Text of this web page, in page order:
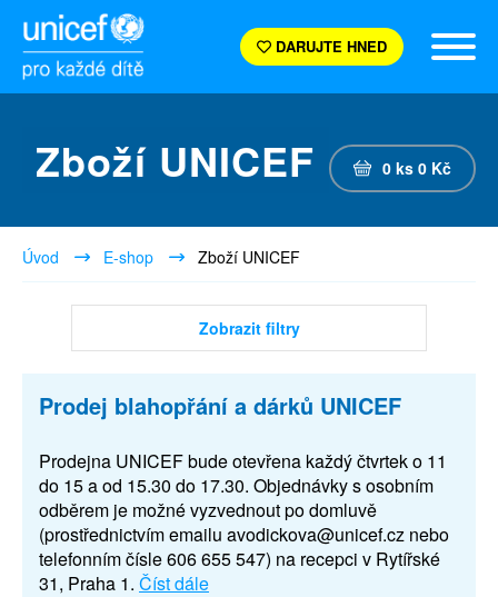
DARUJTE HNED
Zboží UNICEF 0 ks 0 Kč
Úvod E-shop Zboží UNICEF
Zobrazit filtry
Prodej blahopřání a dárků UNICEF
Prodejna UNICEF bude otevřena každý čtvrtek o 11
do 15 a od 15.30 do 17.30. Objednávky s osobním
odběrem je možné vyzvednout po domluvě
(prostřednictvím emailu avodickova@unicef.cz nebo
telefonním čísle 606 655 547) na recepci v Rytířské
31, Praha 1. Číst dále